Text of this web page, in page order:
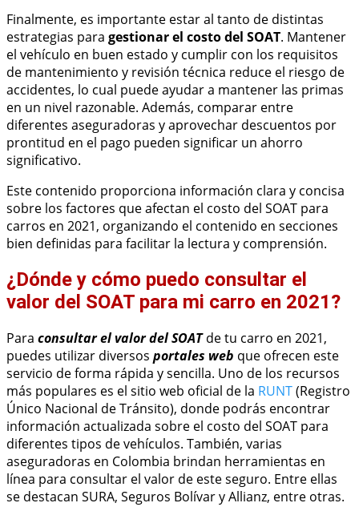
Finalmente, es importante estar al tanto de distintas
estrategias para gestionar el costo del SOAT. Mantener
el vehículo en buen estado y cumplir con los requisitos
de mantenimiento y revisión técnica reduce el riesgo de
accidentes, lo cual puede ayudar a mantener las primas
en un nivel razonable. Además, comparar entre
diferentes aseguradoras y aprovechar descuentos por
prontitud en el pago pueden significar un ahorro
significativo.
Este contenido proporciona información clara y concisa
sobre los factores que afectan el costo del SOAT para
carros en 2021, organizando el contenido en secciones
bien definidas para facilitar la lectura y comprensión.
¿Dónde y cómo puedo consultar el
valor del SOAT para mi carro en 2021?
Para consultar el valor del SOATde tu carro en 2021,
puedes utilizar diversos portales web que ofrecen este
servicio de forma rápida y sencilla. Uno de los recursos
más populares es el sitio web oficial de la RUNT(Registro
Único Nacional de Tránsito), donde podrás encontrar
información actualizada sobre el costo del SOAT para
diferentes tipos de vehículos. También, varias
aseguradoras en Colombia brindan herramientas en
línea para consultar el valor de este seguro. Entre ellas
se destacan SURA, Seguros Bolívar y Allianz, entre otras.